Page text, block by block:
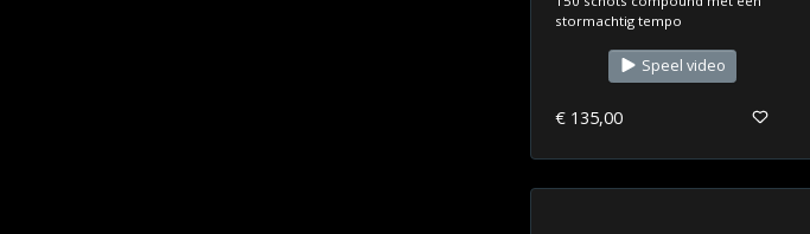
stormachtig tempo
Speel video
€ 135,00